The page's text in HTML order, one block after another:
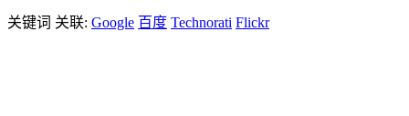
关键词 关联: Google 百度 Technorati Flickr